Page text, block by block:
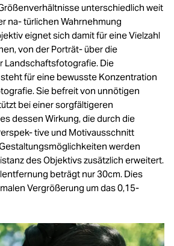
unterschiedlich weit
na- türlichen Wahrnehmung
eignet sich damit für eine Vielzahl
von der Porträt- über die
Landschaftsfotografie. Die
für eine bewusste Konzentration
Sie befreit von unnötigen
bei einer sorgfältigeren
dessen Wirkung, die durch die
tive und Motivausschnitt
werden
des Objektivs zusätzlich erweitert.
beträgt nur 30cm. Dies
Vergrößerung um das 0,15-